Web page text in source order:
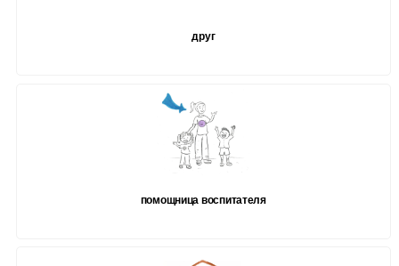
друг
помощница воспитателя